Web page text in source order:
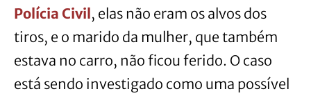
Polícia Civil , elas não eram os alvos dos
tiros, e o marido da mulher, que também
estava no carro, não ficou ferido. O caso
está sendo investigado como uma possível